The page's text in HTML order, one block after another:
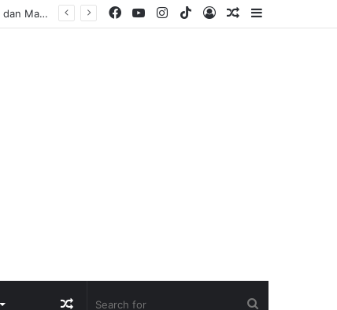
Sidebar
Random
Log
TikTok
Instagram
YouTube
Facebook
Random